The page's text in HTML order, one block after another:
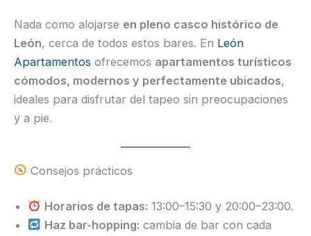
Nada como alojarse en pleno casco histórico de
León, cerca de todos estos bares. En León
Apartamentos ofrecemos apartamentos turísticos
cómodos, modernos y perfectamente ubicados,
ideales para disfrutar del tapeo sin preocupaciones
y a pie.
Consejos prácticos
Horarios de tapas: 13:00–15:30 y 20:00–23:00.
Haz bar-hopping: cambia de bar con cada